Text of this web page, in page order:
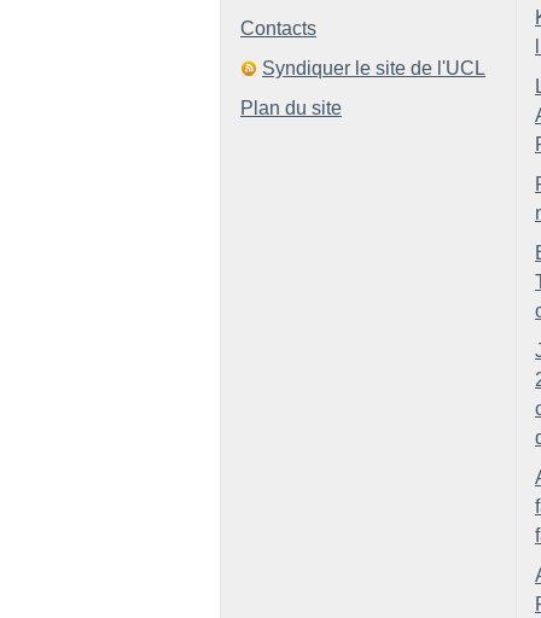
Contacts
Syndiquer le site de l'UCL
Plan du site